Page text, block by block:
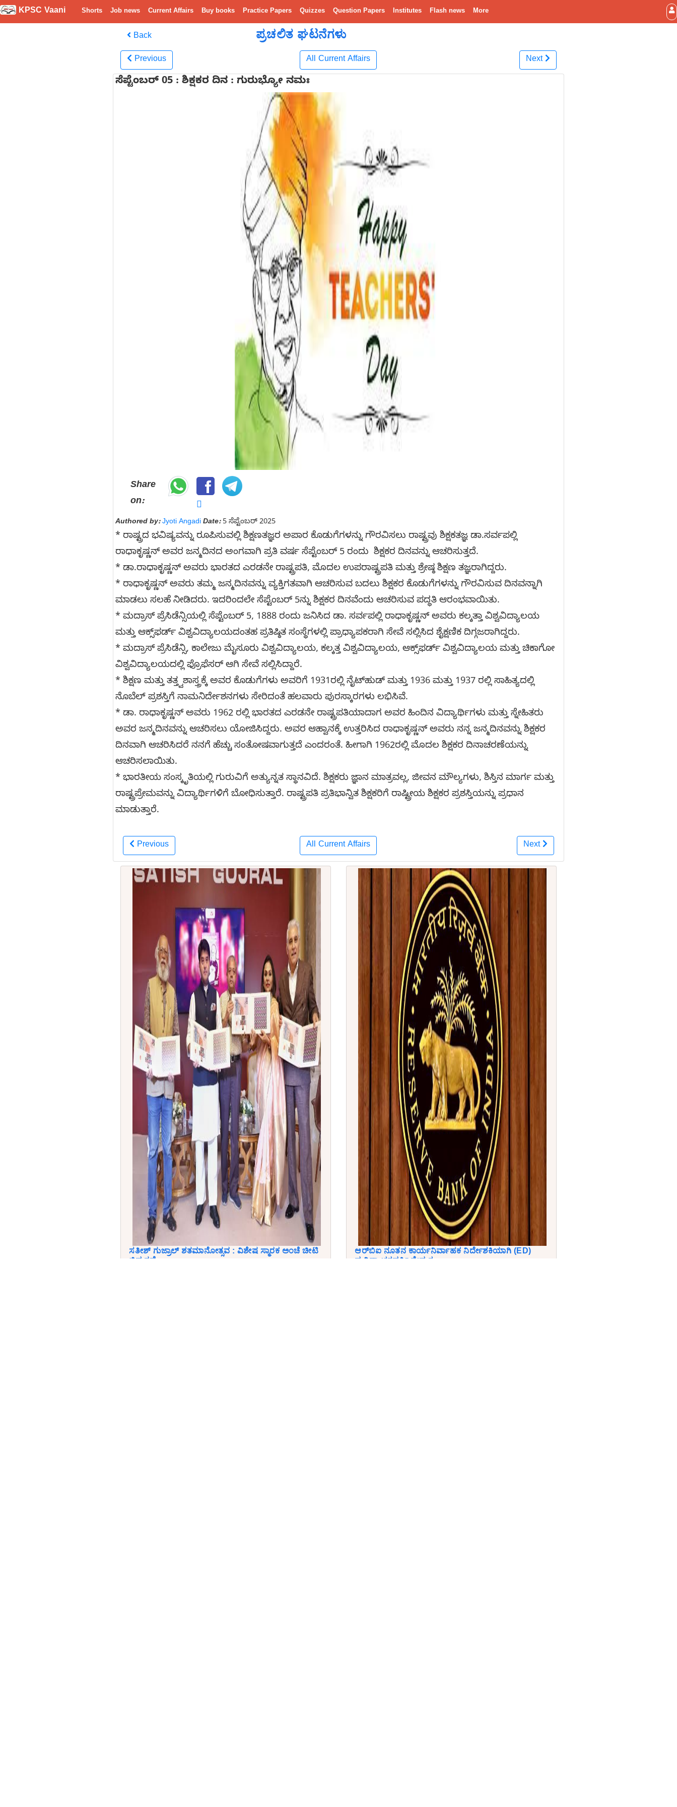
KPSC Vaani Shorts Job news Current Affairs Buy books Practice Papers Quizzes Question Papers Institutes Flash news More
Back ಪ್ರಚಲಿತ ಘಟನೆಗಳು
Previous All Current Affairs Next
ಸೆಪ್ಟೆಂಬರ್ 05 : ಶಿಕ್ಷಕರ ದಿನ : ಗುರುಭ್ಯೋ ನಮಃ
Share
on:
Authored by: Jyoti Angadi Date:5 ಸೆಪ್ಟೆಂಬರ್ 2025
* ರಾಷ್ಟ್ರದ ಭವಿಷ್ಯವನ್ನು ರೂಪಿಸುವಲ್ಲಿ ಶಿಕ್ಷಣತಜ್ಞರ ಅಪಾರ ಕೊಡುಗೆಗಳನ್ನು ಗೌರವಿಸಲು ರಾಷ್ಟ್ರವು ಶಿಕ್ಷಕತಜ್ಞ ಡಾ.ಸರ್ವಪಲ್ಲಿ
ರಾಧಾಕೃಷ್ಣನ್ ಅವರ ಜನ್ಮದಿನದ ಅಂಗವಾಗಿ ಪ್ರತಿ ವರ್ಷ ಸೆಪ್ಟೆಂಬರ್ 5 ರಂದು ಶಿಕ್ಷಕರ ದಿನವನ್ನು ಆಚರಿಸುತ್ತದೆ.
* ಡಾ.ರಾಧಾಕೃಷ್ಣನ್ ಅವರು ಭಾರತದ ಎರಡನೇ ರಾಷ್ಟ್ರಪತಿ, ಮೊದಲ ಉಪರಾಷ್ಟ್ರಪತಿ ಮತ್ತು ಶ್ರೇಷ್ಠ ಶಿಕ್ಷಣ ತಜ್ಞರಾಗಿದ್ದರು.
* ರಾಧಾಕೃಷ್ಣನ್‌ ಅವರು ತಮ್ಮ ಜನ್ಮದಿನವನ್ನು ವ್ಯಕ್ತಿಗತವಾಗಿ ಆಚರಿಸುವ ಬದಲು ಶಿಕ್ಷಕರ ಕೊಡುಗೆಗಳನ್ನು ಗೌರವಿಸುವ ದಿನವನ್ನಾಗಿ
ಮಾಡಲು ಸಲಹೆ ನೀಡಿದರು. ಇದರಿಂದಲೇ ಸೆಪ್ಟೆಂಬರ್‌ 5ನ್ನು ಶಿಕ್ಷಕರ ದಿನವೆಂದು ಆಚರಿಸುವ ಪದ್ಧತಿ ಆರಂಭವಾಯಿತು.
* ಮದ್ರಾಸ್ ಪ್ರೆಸಿಡೆನ್ಸಿಯಲ್ಲಿ ಸೆಪ್ಟೆಂಬರ್ 5, 1888 ರಂದು ಜನಿಸಿದ ಡಾ. ಸರ್ವಪಲ್ಲಿ ರಾಧಾಕೃಷ್ಣನ್ ಅವರು ಕಲ್ಕತ್ತಾ ವಿಶ್ವವಿದ್ಯಾಲಯ
ಮತ್ತು ಆಕ್ಸ್‌ಫರ್ಡ್ ವಿಶ್ವವಿದ್ಯಾಲಯದಂತಹ ಪ್ರತಿಷ್ಠಿತ ಸಂಸ್ಥೆಗಳಲ್ಲಿ ಪ್ರಾಧ್ಯಾಪಕರಾಗಿ ಸೇವೆ ಸಲ್ಲಿಸಿದ ಶೈಕ್ಷಣಿಕ ದಿಗ್ಗಜರಾಗಿದ್ದರು.
* ಮದ್ರಾಸ್‌ ಪ್ರೆಸಿಡೆನ್ಸಿ, ಕಾಲೇಜು ಮೈಸೂರು ವಿಶ್ವವಿದ್ಯಾಲಯ, ಕಲ್ಕತ್ತ ವಿಶ್ವವಿದ್ಯಾಲಯ, ಆಕ್ಸ್‌ಫರ್ಡ್‌ ವಿಶ್ವವಿದ್ಯಾಲಯ ಮತ್ತು ಚಿಕಾಗೋ
ವಿಶ್ವವಿದ್ಯಾಲಯದಲ್ಲಿ ಫ್ರೊಫೆಸರ್‌ ಆಗಿ ಸೇವೆ ಸಲ್ಲಿಸಿದ್ದಾರೆ.
* ಶಿಕ್ಷಣ ಮತ್ತು ತತ್ತ್ವಶಾಸ್ತ್ರಕ್ಕೆ ಅವರ ಕೊಡುಗೆಗಳು ಅವರಿಗೆ 1931ರಲ್ಲಿ ನೈಟ್‌ಹುಡ್ ಮತ್ತು 1936 ಮತ್ತು 1937 ರಲ್ಲಿ ಸಾಹಿತ್ಯದಲ್ಲಿ
ನೊಬೆಲ್ ಪ್ರಶಸ್ತಿಗೆ ನಾಮನಿರ್ದೇಶನಗಳು ಸೇರಿದಂತೆ ಹಲವಾರು ಪುರಸ್ಕಾರಗಳು ಲಭಿಸಿವೆ.
* ಡಾ. ರಾಧಾಕೃಷ್ಣನ್ ಅವರು 1962 ರಲ್ಲಿ ಭಾರತದ ಎರಡನೇ ರಾಷ್ಟ್ರಪತಿಯಾದಾಗ ಅವರ ಹಿಂದಿನ ವಿದ್ಯಾರ್ಥಿಗಳು ಮತ್ತು ಸ್ನೇಹಿತರು
ಅವರ ಜನ್ಮದಿನವನ್ನು ಆಚರಿಸಲು ಯೋಜಿಸಿದ್ದರು. ಅವರ ಆಹ್ವಾನಕ್ಕೆ ಉತ್ತರಿಸಿದ ರಾಧಾಕೃಷ್ಣನ್ ಅವರು ನನ್ನ ಜನ್ಮದಿನವನ್ನು ಶಿಕ್ಷಕರ
ದಿನವಾಗಿ ಆಚರಿಸಿದರೆ ನನಗೆ ಹೆಚ್ಚು ಸಂತೋಷವಾಗುತ್ತದೆ ಎಂದರಂತೆ. ಹೀಗಾಗಿ 1962ರಲ್ಲಿ ಮೊದಲ ಶಿಕ್ಷಕರ ದಿನಾಚರಣೆಯನ್ನು
ಆಚರಿಸಲಾಯಿತು.
* ಭಾರತೀಯ ಸಂಸ್ಕೃತಿಯಲ್ಲಿ ಗುರುವಿಗೆ ಅತ್ಯುನ್ನತ ಸ್ಥಾನವಿದೆ. ಶಿಕ್ಷಕರು ಜ್ಞಾನ ಮಾತ್ರವಲ್ಲ, ಜೀವನ ಮೌಲ್ಯಗಳು, ಶಿಸ್ತಿನ ಮಾರ್ಗ ಮತ್ತು
ರಾಷ್ಟ್ರಪ್ರೇಮವನ್ನು ವಿದ್ಯಾರ್ಥಿಗಳಿಗೆ ಬೋಧಿಸುತ್ತಾರೆ. ರಾಷ್ಟ್ರಪತಿ ಪ್ರತಿಭಾನ್ವಿತ ಶಿಕ್ಷಕರಿಗೆ ರಾಷ್ಟ್ರೀಯ ಶಿಕ್ಷಕರ ಪ್ರಶಸ್ತಿಯನ್ನು ಪ್ರಧಾನ
ಮಾಡುತ್ತಾರೆ.
Previous All Current Affairs Next
ಸತೀಶ್ ಗುಜ್ರಾಲ್ ಶತಮಾನೋತ್ಸವ : ವಿಶೇಷ ಸ್ಮಾರಕ ಅಂಚೆ ಚೀಟಿ
ಬಿಡುಗಡೆ
ಆರ್‌ಬಿಐ ನೂತನ ಕಾರ್ಯನಿರ್ವಾಹಕ ನಿರ್ದೇಶಕಿಯಾಗಿ (ED)
ಮನಿಷಾ ಚಕ್ರವರ್ತಿ ನೇಮಕ